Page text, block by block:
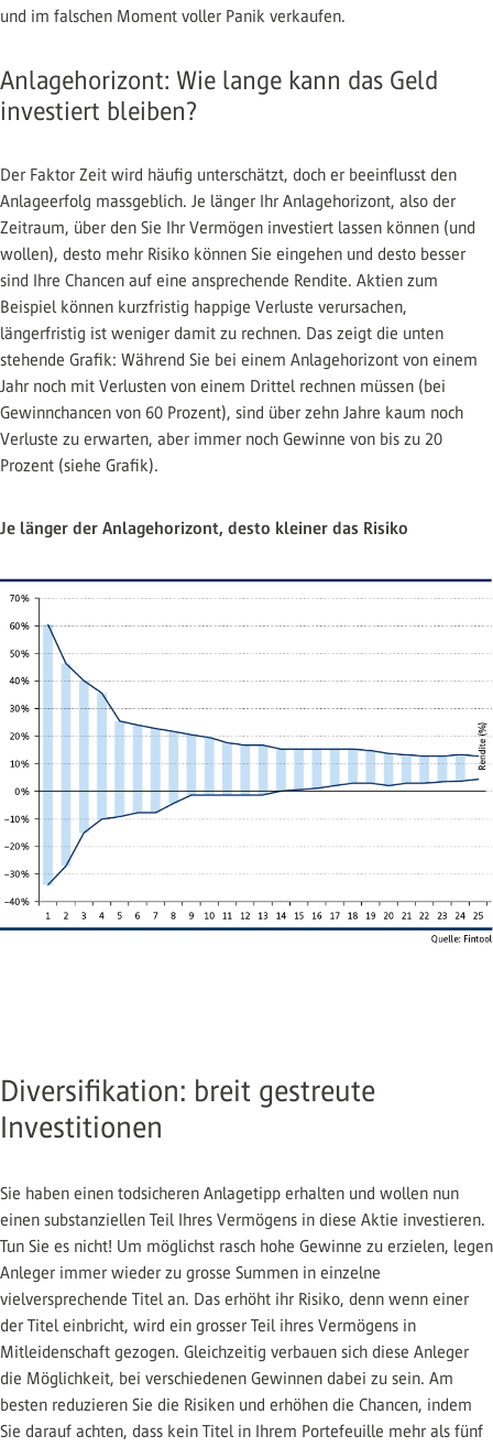
und im falschen Moment voller Panik verkaufen.
Anlagehorizont: Wie lange kann das Geld
investiert bleiben?
Der Faktor Zeit wird häufig unterschätzt, doch er beeinflusst den
Anlageerfolg massgeblich. Je länger Ihr Anlagehorizont, also der
Zeitraum, über den Sie Ihr Vermögen investiert lassen können (und
wollen), desto mehr Risiko können Sie eingehen und desto besser
sind Ihre Chancen auf eine ansprechende Rendite. Aktien zum
Beispiel können kurzfristig happige Verluste verursachen,
längerfristig ist weniger damit zu rechnen. Das zeigt die unten
stehende Grafik: Während Sie bei einem Anlagehorizont von einem
Jahr noch mit Verlusten von einem Drittel rechnen müssen (bei
Gewinnchancen von 60 Prozent), sind über zehn Jahre kaum noch
Verluste zu erwarten, aber immer noch Gewinne von bis zu 20
Prozent (siehe Grafik).
Je länger der Anlagehorizont, desto kleiner das Risiko
Diversifikation: breit gestreute
Investitionen
Sie haben einen todsicheren Anlagetipp erhalten und wollen nun
einen substanziellen Teil Ihres Vermögens in diese Aktie investieren.
Tun Sie es nicht! Um möglichst rasch hohe Gewinne zu erzielen, legen
Anleger immer wieder zu grosse Summen in einzelne
vielversprechende Titel an. Das erhöht ihr Risiko, denn wenn einer
der Titel einbricht, wird ein grosser Teil ihres Vermögens in
Mitleidenschaft gezogen. Gleichzeitig verbauen sich diese Anleger
die Möglichkeit, bei verschiedenen Gewinnen dabei zu sein. Am
besten reduzieren Sie die Risiken und erhöhen die Chancen, indem
Sie darauf achten, dass kein Titel in Ihrem Portefeuille mehr als fünf